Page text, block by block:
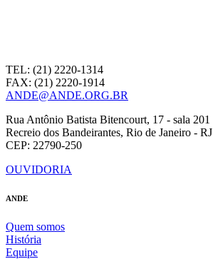
TEL: (21) 2220-1314
FAX: (21) 2220-1914
ANDE@ANDE.ORG.BR
Rua Antônio Batista Bitencourt, 17 - sala 201
Recreio dos Bandeirantes, Rio de Janeiro - RJ
CEP: 22790-250
OUVIDORIA
ANDE
Quem somos
História
Equipe